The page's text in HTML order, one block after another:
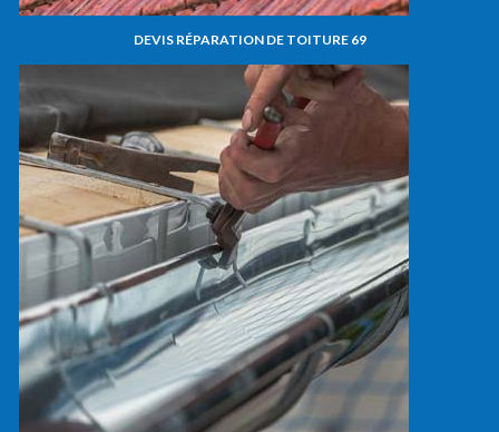
DEVIS RÉPARATION DE TOITURE 69